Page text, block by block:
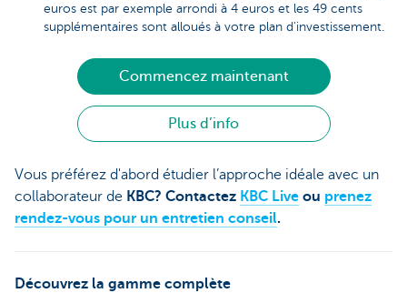
euros est par exemple arrondi à 4 euros et les 49 cents
supplémentaires sont alloués à votre plan d'investissement.
Commencez maintenant
Plus d’info
Vous préférez d'abord étudier l’approche idéale avec un
collaborateur de KBC? Contactez KBC Live ou prenez
rendez-vous pour un entretien conseil.
Découvrez la gamme complète